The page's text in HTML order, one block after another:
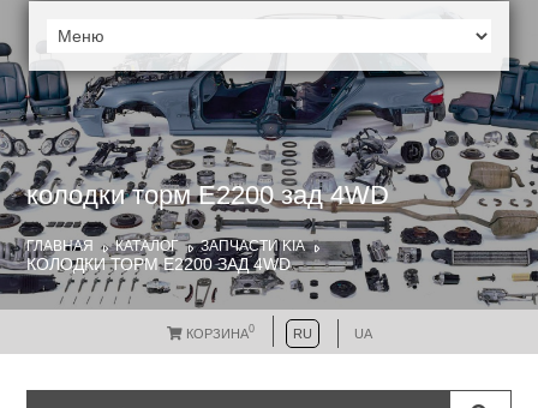
колодки торм Е2200 зад 4WD
ГЛАВНАЯ КАТАЛОГ ЗАПЧАСТИ KIA
КОЛОДКИ ТОРМ Е2200 ЗАД 4WD
КОРЗИНА0 RU UA